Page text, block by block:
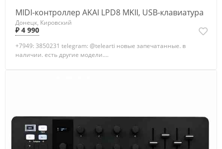
MIDI-контроллер AKAI LPD8 MKII, USB-клавиатура
Донецк, Кировский
₽ 4 990
+7949: 3850231 telegram: @telearti новые запечатанные. в
наличии. есть другие модели....